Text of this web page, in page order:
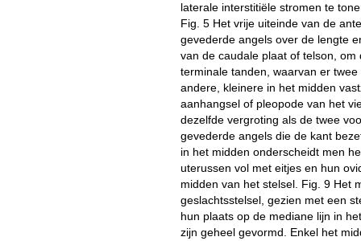
laterale interstitiële stromen te
Fig. 5 Het vrije uiteinde van de
gevederde angels over de lengte
van de caudale plaat of telson,
terminale tanden, waarvan er
andere, kleinere in het midden
aanhangsel of pleopode van het
dezelfde vergroting als de twee
gevederde angels die de kant
in het midden onderscheidt men
uterussen vol met eitjes en hun
midden van het stelsel. Fig. 9 Het
geslachtsstelsel, gezien met een
hun plaats op de mediane lijn in
zijn geheel gevormd. Enkel het